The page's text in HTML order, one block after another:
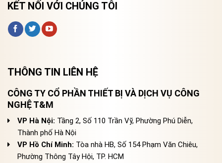
KẾT NỐI VỚI CHÚNG TÔI
THÔNG TIN LIÊN HỆ
CÔNG TY CỔ PHẦN THIẾT BỊ VÀ DỊCH VỤ CÔNG
NGHỆ T&M
VP Hà Nội: Tầng 2, Số 110 Trần Vỹ, Phường Phú Diễn,
Thành phố Hà Nội
VP Hồ Chí Minh: Tòa nhà HB, Số 154 Phạm Văn Chiêu,
Phường Thông Tây Hội, TP. HCM